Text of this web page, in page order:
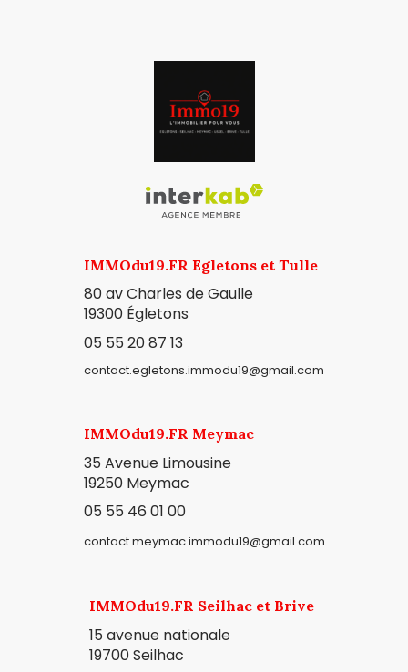
IMMOdu19.FR Egletons et Tulle
80 av Charles de Gaulle
19300 Égletons
05 55 20 87 13
contact.egletons.immodu19@gmail.com
IMMOdu19.FR Meymac
35 Avenue Limousine
19250 Meymac
05 55 46 01 00
contact.meymac.immodu19@gmail.com
IMMOdu19.FR Seilhac et Brive
15 avenue nationale
19700 Seilhac